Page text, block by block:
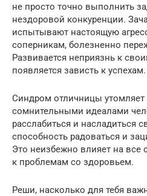
не просто точно выполнить
нездоровой конкуренции.
испытывают настоящую
соперникам, болезненно
Развивается неприязнь к
появляется зависть к успехам.
Синдром отличницы утомляет
сомнительными идеалами
расслабиться и насладиться
способность радоваться и
Это неизбежно влияет на
к проблемам со здоровьем.
Реши, насколько для тебя